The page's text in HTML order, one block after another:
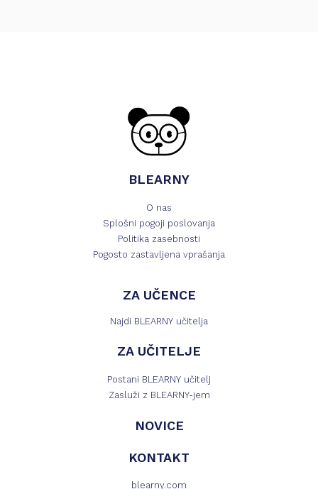
BLEARNY
O nas
Splošni pogoji poslovanja
Politika zasebnosti
Pogosto zastavljena vprašanja
ZA UČENCE
Najdi BLEARNY učitelja
ZA UČITELJE
Postani BLEARNY učitelj
Zasluži z BLEARNY-jem
NOVICE
KONTAKT
blearny.com